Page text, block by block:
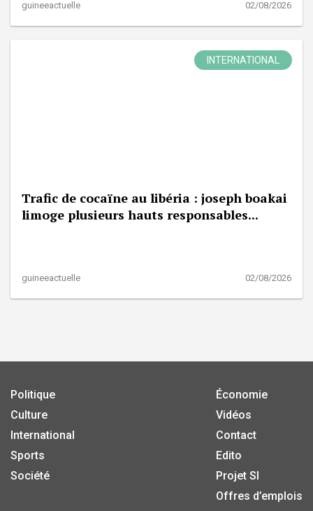
guineeactuelle 02/08/2026
INTERNATIONAL
Trafic de cocaïne au libéria : joseph boakai
limoge plusieurs hauts responsables...
guineeactuelle 02/08/2026
Politique
Culture
International
Sports
Société
Économie
Vidéos
Contact
Edito
Projet SI
Offres d’emplois